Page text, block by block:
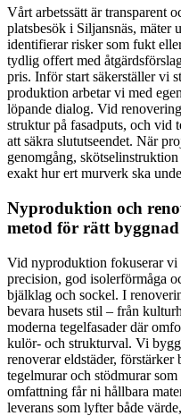
Vårt arbetssätt är transparent
platsbesök i Siljansnäs, mäter
identifierar risker som fukt
tydlig offert med
pris. Inför start säkerställer vi
produktion arbetar vi med
löpande dialog. Vid
struktur på fasadputs, och vid
att säkra slututseendet. När
genomgång,
exakt hur ert murverk ska
Nyproduktion och
metod för rätt byggnad
Vid nyproduktion fokuserar
precision, god isolerförmåga
bjälklag och sockel. I
bevara husets stil – från
moderna tegelfasader där
kulör- och strukturval. Vi
renoverar eldstäder,
tegelmurar och stödmurar
omfattning får ni hållbara
leverans som lyfter både